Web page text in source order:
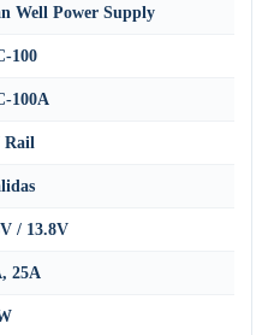
Well Power Supply
100
100A
Rail
/ 13.8V
25A